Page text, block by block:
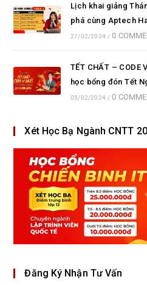
Lịch khai giảng
phá cùng Aptech
27/02/2024 / 0
TẾT CHẤT – CODE
học bổng đón Tết
05/02/2024 / 0
Xét Học Bạ Ngành CNTT
Đăng Ký Nhận Tư Vấn